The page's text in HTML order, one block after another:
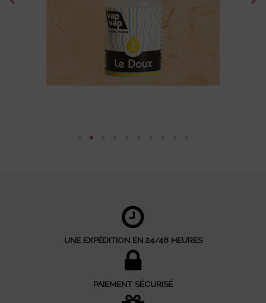
UNE EXPÉDITION EN 24/48 HEURES
PAIEMENT SÉCURISÉ